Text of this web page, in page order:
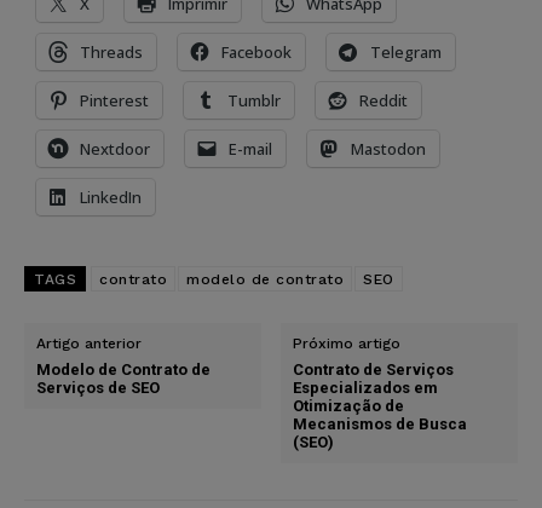
Threads Facebook Telegram
Pinterest Tumblr Reddit
Nextdoor E-mail Mastodon
LinkedIn
TAGS contrato modelo de contrato SEO
Artigo anterior
Modelo de Contrato de
Serviços de SEO
Próximo artigo
Contrato de Serviços
Especializados em
Otimização de
Mecanismos de Busca
(SEO)